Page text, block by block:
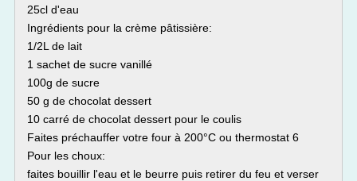
25cl d'eau
Ingrédients pour la crème pâtissière:
1/2L de lait
1 sachet de sucre vanillé
100g de sucre
50 g de chocolat dessert
10 carré de chocolat dessert pour le coulis
Faites préchauffer votre four à 200°C ou thermostat 6
Pour les choux:
faites bouillir l'eau et le beurre puis retirer du feu et verser